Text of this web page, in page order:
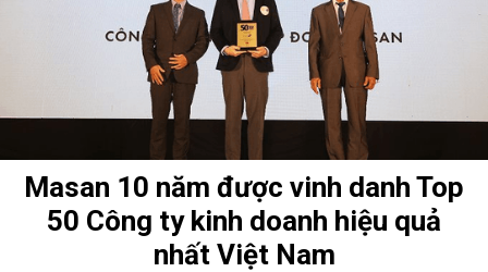
Masan 10 năm được vinh danh Top
50 Công ty kinh doanh hiệu quả
nhất Việt Nam